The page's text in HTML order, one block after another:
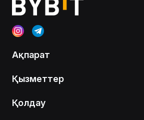
Ақпарат
Қызметтер
Қолдау